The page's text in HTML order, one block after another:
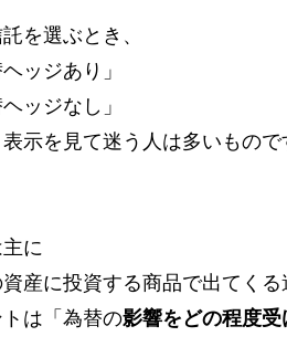
を選ぶとき、
ヘッジあり」
ヘッジなし」
示を見て迷う人は多いもので
に
産に投資する商品で出てくる
は「為替の影響をどの程度受